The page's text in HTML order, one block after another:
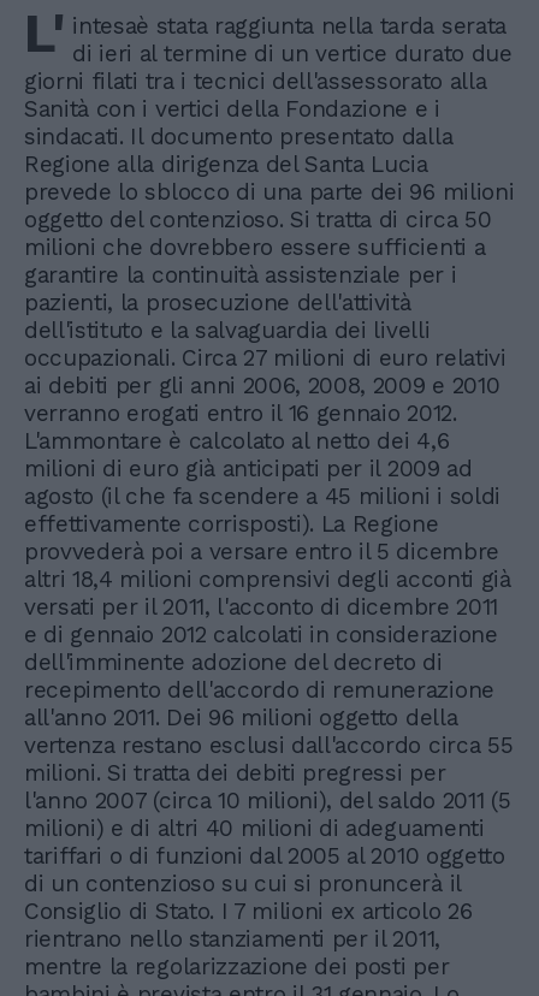
L' intesaè stata raggiunta nella tarda serata
di ieri al termine di un vertice durato due
giorni filati tra i tecnici dell'assessorato alla
Sanità con i vertici della Fondazione e i
sindacati. Il documento presentato dalla
Regione alla dirigenza del Santa Lucia
prevede lo sblocco di una parte dei 96 milioni
oggetto del contenzioso. Si tratta di circa 50
milioni che dovrebbero essere sufficienti a
garantire la continuità assistenziale per i
pazienti, la prosecuzione dell'attività
dell'istituto e la salvaguardia dei livelli
occupazionali. Circa 27 milioni di euro relativi
ai debiti per gli anni 2006, 2008, 2009 e 2010
verranno erogati entro il 16 gennaio 2012.
L'ammontare è calcolato al netto dei 4,6
milioni di euro già anticipati per il 2009 ad
agosto (il che fa scendere a 45 milioni i soldi
effettivamente corrisposti). La Regione
provvederà poi a versare entro il 5 dicembre
altri 18,4 milioni comprensivi degli acconti già
versati per il 2011, l'acconto di dicembre 2011
e di gennaio 2012 calcolati in considerazione
dell'imminente adozione del decreto di
recepimento dell'accordo di remunerazione
all'anno 2011. Dei 96 milioni oggetto della
vertenza restano esclusi dall'accordo circa 55
milioni. Si tratta dei debiti pregressi per
l'anno 2007 (circa 10 milioni), del saldo 2011 (5
milioni) e di altri 40 milioni di adeguamenti
tariffari o di funzioni dal 2005 al 2010 oggetto
di un contenzioso su cui si pronuncerà il
Consiglio di Stato. I 7 milioni ex articolo 26
rientrano nello stanziamenti per il 2011,
mentre la regolarizzazione dei posti per